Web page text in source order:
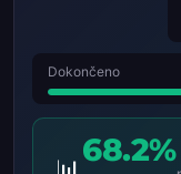
Dokončeno
68.2%